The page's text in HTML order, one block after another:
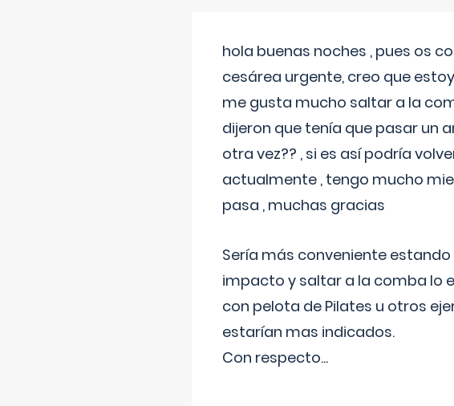
hola buenas noches , pues os
cesárea urgente, creo que
me gusta mucho saltar a la
dijeron que tenía que pasar un
otra vez?? , si es así podría
actualmente , tengo mucho
pasa , muchas gracias
Sería más conveniente
impacto y saltar a la comba lo
con pelota de Pilates u otros
estarían mas indicados.
Con respecto...